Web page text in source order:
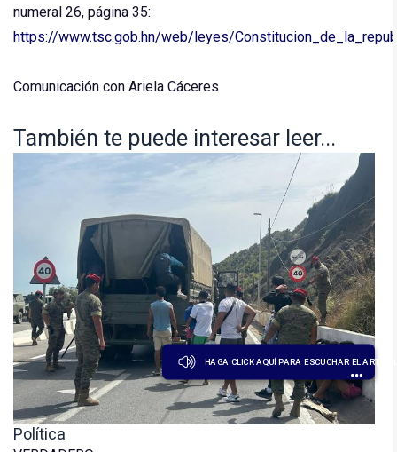
HAGA CLICK AQUÍ PARA ESCUCHAR EL
numeral 26, página 35:
https://www.tsc.gob.hn/web/leyes/
Comunicación con Ariela Cáceres
También te puede interesar leer...
Política